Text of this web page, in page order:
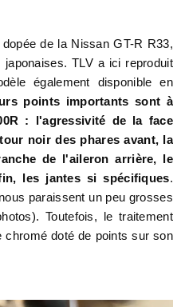
de la Nissan GT-R R33,
TLV a ici reproduit
également disponible en
points importants sont à
: l'agressivité de la face
noir des phares avant, la
de l'aileron arrière, le
les jantes si spécifiques.
paraissent un peu grosses
Toutefois, le traitement
doté de points sur son